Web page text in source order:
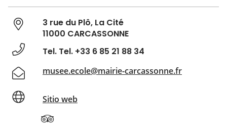
3 rue du Plô, La Cité
11000 CARCASSONNE
Tel. Tel. +33 6 85 21 88 34
musee.ecole@mairie-carcassonne.fr
Sitio web